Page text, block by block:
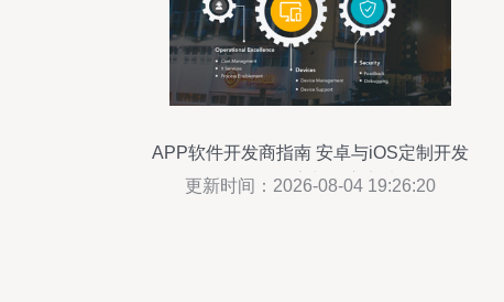
APP软件开发商指南 安卓与iOS定制开发
的价格、厂家与供应商选择
更新时间：2026-08-04 19:26:20